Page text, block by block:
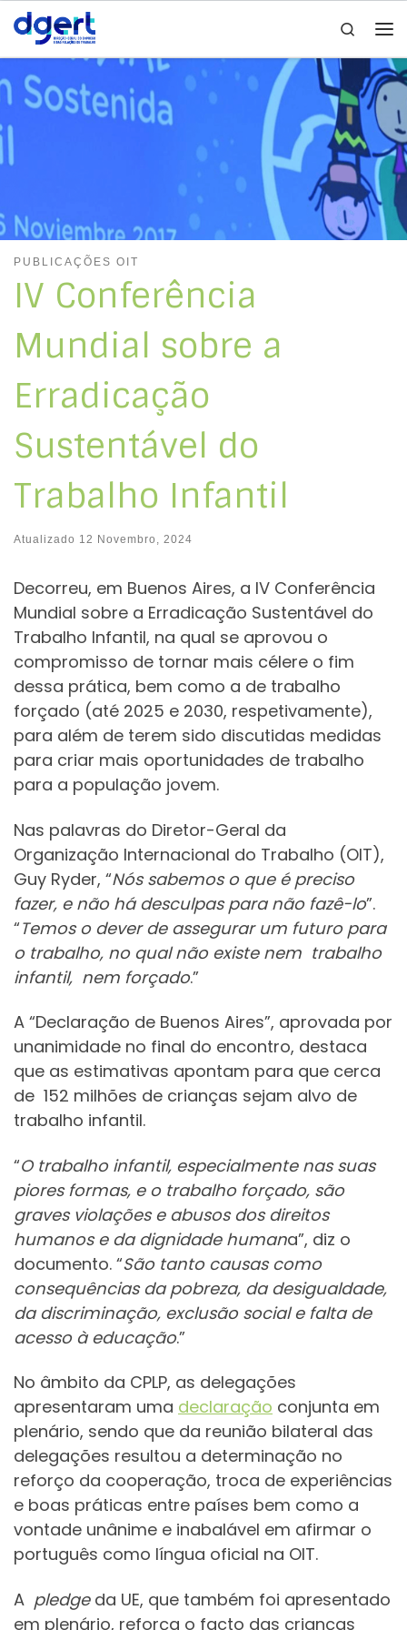
Skip to content
Search
PUBLICAÇÕES OIT
IV Conferência
Mundial sobre a
Erradicação
Sustentável do
Trabalho Infantil
Atualizado 12 Novembro, 2024
Decorreu, em Buenos Aires, a IV Conferência
Mundial sobre a Erradicação Sustentável do
Trabalho Infantil, na qual se aprovou o
compromisso de tornar mais célere o fim
dessa prática, bem como a de trabalho
forçado (até 2025 e 2030, respetivamente),
para além de terem sido discutidas medidas
para criar mais oportunidades de trabalho
para a população jovem.
Nas palavras do Diretor-Geral da
Organização Internacional do Trabalho (OIT),
Guy Ryder, “Nós sabemos o que é preciso
fazer, e não há desculpas para não fazê-lo”.
“Temos o dever de assegurar um futuro para
o trabalho, no qual não existe nem trabalho
infantil, nem forçado.”
A “Declaração de Buenos Aires”, aprovada por
unanimidade no final do encontro, destaca
que as estimativas apontam para que cerca
de 152 milhões de crianças sejam alvo de
trabalho infantil.
“O trabalho infantil, especialmente nas suas
piores formas, e o trabalho forçado, são
graves violações e abusos dos direitos
humanos e da dignidade humana”, diz o
documento. “São tanto causas como
consequências da pobreza, da desigualdade,
da discriminação, exclusão social e falta de
acesso à educação.”
No âmbito da CPLP, as delegações
apresentaram uma declaração conjunta em
plenário, sendo que da reunião bilateral das
delegações resultou a determinação no
reforço da cooperação, troca de experiências
e boas práticas entre países bem como a
vontade unânime e inabalável em afirmar o
português como língua oficial na OIT.
A pledgeda UE, que também foi apresentado
em plenário, reforça o facto das crianças